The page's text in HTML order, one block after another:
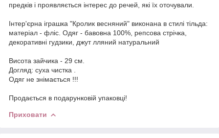
предків і проявляється інтерес до речей, які їх оточували.
Інтер'єрна іграшка "Кролик весняний" виконана в стилі тільда:
матеріал - фліс. Одяг - бавовна 100%, репсова стрічка,
декоративні гудзики, джут лляний натуральний
Висота зайчика - 29 см.
Догляд: суха чистка .
Одяг не знімається !!!
Продається в подарунковій упаковці!
Приховати